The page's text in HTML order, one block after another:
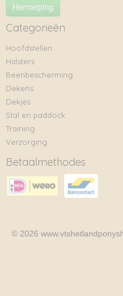
Herroeping
Categorieën
Hoofdstellen
Halsters
Beenbescherming
Dekens
Dekjes
Stal en paddock
Training
Verzorging
Betaalmethodes
© 2026